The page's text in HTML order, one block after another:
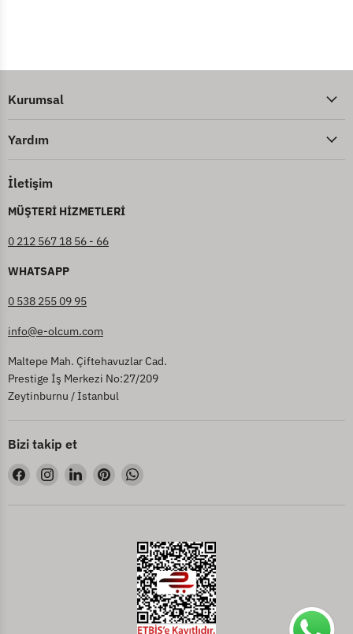
Kurumsal
Yardım
İletişim
MÜŞTERİ HİZMETLERİ
0 212 567 18 56 - 66
WHATSAPP
0 538 255 09 95
info@e-olcum.com
Maltepe Mah. Çiftehavuzlar Cad.
Prestige İş Merkezi No:27/209
Zeytinburnu / İstanbul
Bizi takip et
Bizi
Facebook&#39;de
bul
Bizi
Instagram&#39;de
bul
Bizi
LinkedIn&#39;de
bul
Bizi
Pinterest&#39;de
bul
Bizi
bul